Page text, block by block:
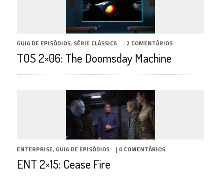
GUIA DE EPISÓDIOS, SÉRIE CLÁSSICA | 2 COMENTÁRIOS
TOS 2×06: The Doomsday Machine
ENTERPRISE, GUIA DE EPISÓDIOS | 0 COMENTÁRIOS
ENT 2×15: Cease Fire